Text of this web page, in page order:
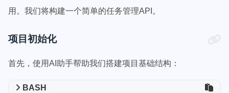
用。我们将构建一个简单的任务管理API。
项目初始化
首先，使用AI助手帮助我们搭建项目基础结构：
BASH